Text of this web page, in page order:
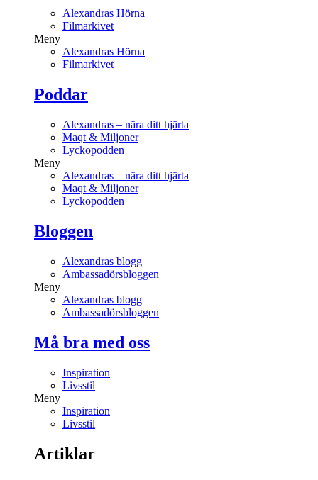
Alexandras Hörna
Filmarkivet
Meny
Alexandras Hörna
Filmarkivet
Poddar
Alexandras – nära ditt hjärta
Maqt & Miljoner
Lyckopodden
Meny
Alexandras – nära ditt hjärta
Maqt & Miljoner
Lyckopodden
Bloggen
Alexandras blogg
Ambassadörsbloggen
Meny
Alexandras blogg
Ambassadörsbloggen
Må bra med oss
Inspiration
Livsstil
Meny
Inspiration
Livsstil
Artiklar